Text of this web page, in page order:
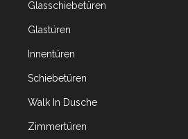
Glasschiebetüren
Glastüren
Innentüren
Schiebetüren
Walk In Dusche
Zimmertüren